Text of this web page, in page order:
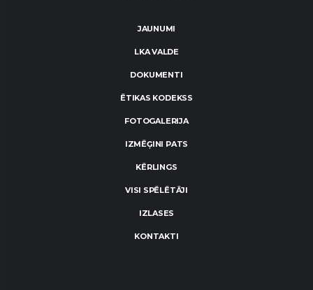
JAUNUMI
LKA VALDE
DOKUMENTI
ĒTIKAS KODEKSS
FOTOGALERIJA
IZMĒĢINI PATS
KĒRLINGS
VISI SPĒLĒTĀJI
IZLASES
KONTAKTI